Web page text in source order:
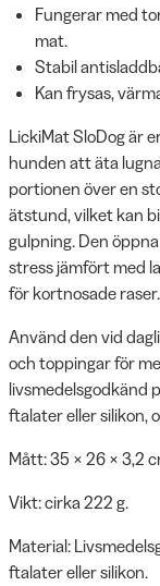
Fungerar med
mat.
Stabil
Kan frysas,
LickiMat SloDog är
hunden att äta
portionen över en
ätstund, vilket kan
gulpning. Den
stress jämfört med
för kortnosade raser.
Använd den vid
och toppingar för
livsmedelsgodkänd
ftalater eller silikon,
Mått: 35 × 26 × 3,2
Vikt: cirka 222 g.
Material:
ftalater eller silikon.